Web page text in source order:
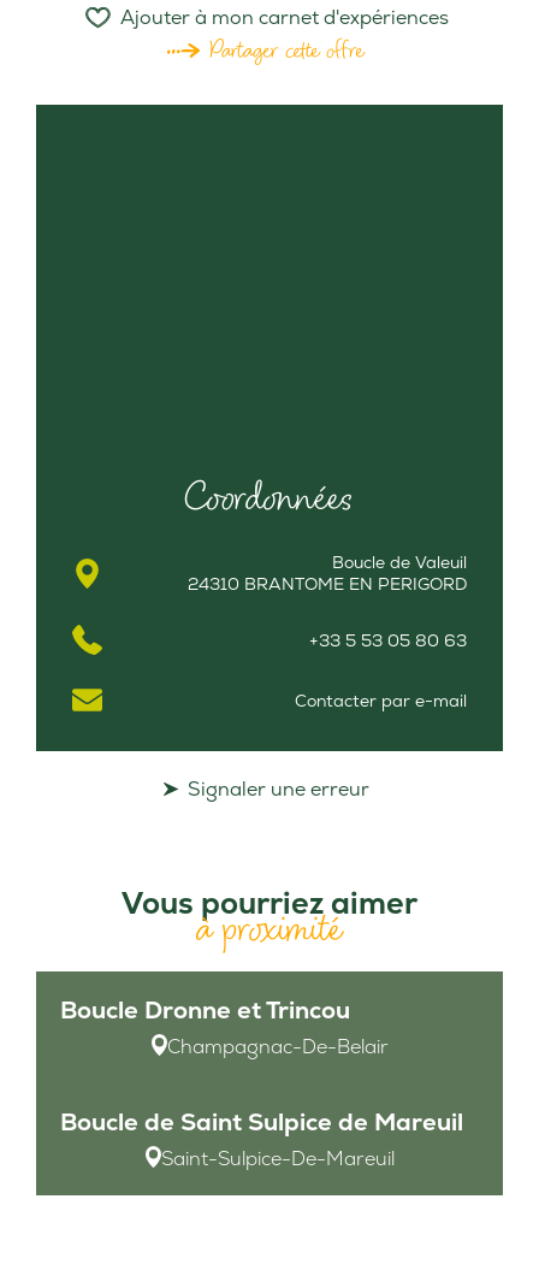
Ajouter à mon carnet d'expériences
Partager cette offre
Coordonnées
Boucle de Valeuil
24310 BRANTOME EN PERIGORD
+33 5 53 05 80 63
Contacter par e-mail
Signaler une erreur
Vous pourriez aimer
à proximité
Boucle Dronne et Trincou
Champagnac-De-Belair
Boucle de Saint Sulpice de Mareuil
Saint-Sulpice-De-Mareuil